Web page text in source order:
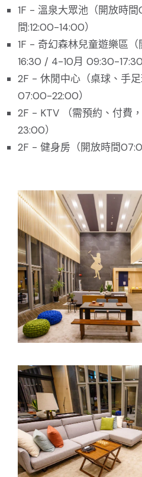
1F - 溫泉大眾池（開放時
間:12:00-14:00）
1F - 奇幻森林兒童遊樂區
16:30 / 4-10月 09:30-17:30
2F - 休閒中心（桌球、手
07:00-22:00）
2F - KTV （需預約、付費
23:00）
2F - 健身房（開放時間